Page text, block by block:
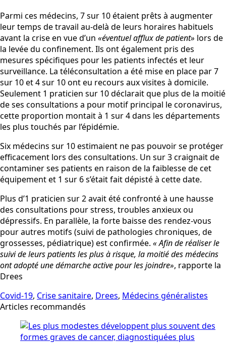
Parmi ces médecins, 7 sur 10 étaient prêts à augmenter
leur temps de travail au-delà de leurs horaires habituels
avant la crise en vue d’un «éventuel afflux de patient» lors de
la levée du confinement. Ils ont également pris des
mesures spécifiques pour les patients infectés et leur
surveillance. La téléconsultation a été mise en place par 7
sur 10 et 4 sur 10 ont eu recours aux visites à domicile.
Seulement 1 praticien sur 10 déclarait que plus de la moitié
de ses consultations a pour motif principal le coronavirus,
cette proportion montait à 1 sur 4 dans les départements
les plus touchés par l’épidémie.
Six médecins sur 10 estimaient ne pas pouvoir se protéger
efficacement lors des consultations. Un sur 3 craignait de
contaminer ses patients en raison de la faiblesse de cet
équipement et 1 sur 6 s’était fait dépisté à cette date.
Plus d’1 praticien sur 2 avait été confronté à une hausse
des consultations pour stress, troubles anxieux ou
dépressifs. En parallèle, la forte baisse des rendez-vous
pour autres motifs (suivi de pathologies chroniques, de
grossesses, pédiatrique) est confirmée. « Afin de réaliser le
suivi de leurs patients les plus à risque, la moitié des médecins
ont adopté une démarche active pour les joindre», rapporte la
Drees
Covid-19, Crise sanitaire, Drees, Médecins généralistes
Articles recommandés